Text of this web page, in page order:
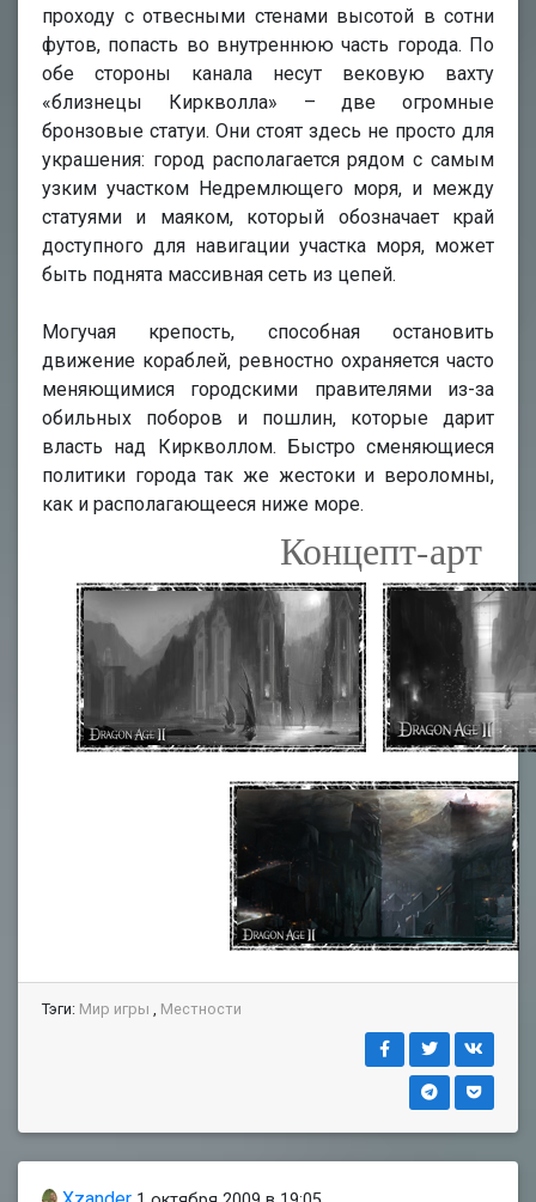
проходу с отвесными стенами высотой в сотни
футов, попасть во внутреннюю часть города. По
обе стороны канала несут вековую вахту
«близнецы Киркволла» – две огромные
бронзовые статуи. Они стоят здесь не просто для
украшения: город располагается рядом с самым
узким участком Недремлющего моря, и между
статуями и маяком, который обозначает край
доступного для навигации участка моря, может
быть поднята массивная сеть из цепей.
Могучая крепость, способная остановить
движение кораблей, ревностно охраняется часто
меняющимися городскими правителями из-за
обильных поборов и пошлин, которые дарит
власть над Киркволлом. Быстро сменяющиеся
политики города так же жестоки и вероломны,
как и располагающееся ниже море.
Концепт-арт
Тэги: Мир игры , Местности